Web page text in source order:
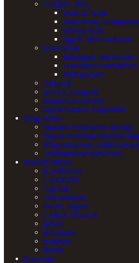
Világítás, fűtés
Izzók és búrák
Fénycsövek és
Időkapcsolók
Egyéb fűtési eszközök
Dekorációk
Barlangok, búvóhelyek
Természetes dekorációk
Műkoponyák
Aljazatok
Étel/Ital Adagolók
Párásítás és öntözés
Egyéb hasznos kiegészítők
Megrendelés
Standard terráriumok árlistája
Egyedi terrárium rendelése/
Megrendeléssel, szállítással
Terrárium bemutató terem
Elvihető állatok
Kaméleonok
Gekkófélék
Agámák
Vízi teknősök
Siklók, kígyók
Gyíkok, szkinkek
Békák
Ízeltlábúak
Emlősök
Rákok
Kapcsolat